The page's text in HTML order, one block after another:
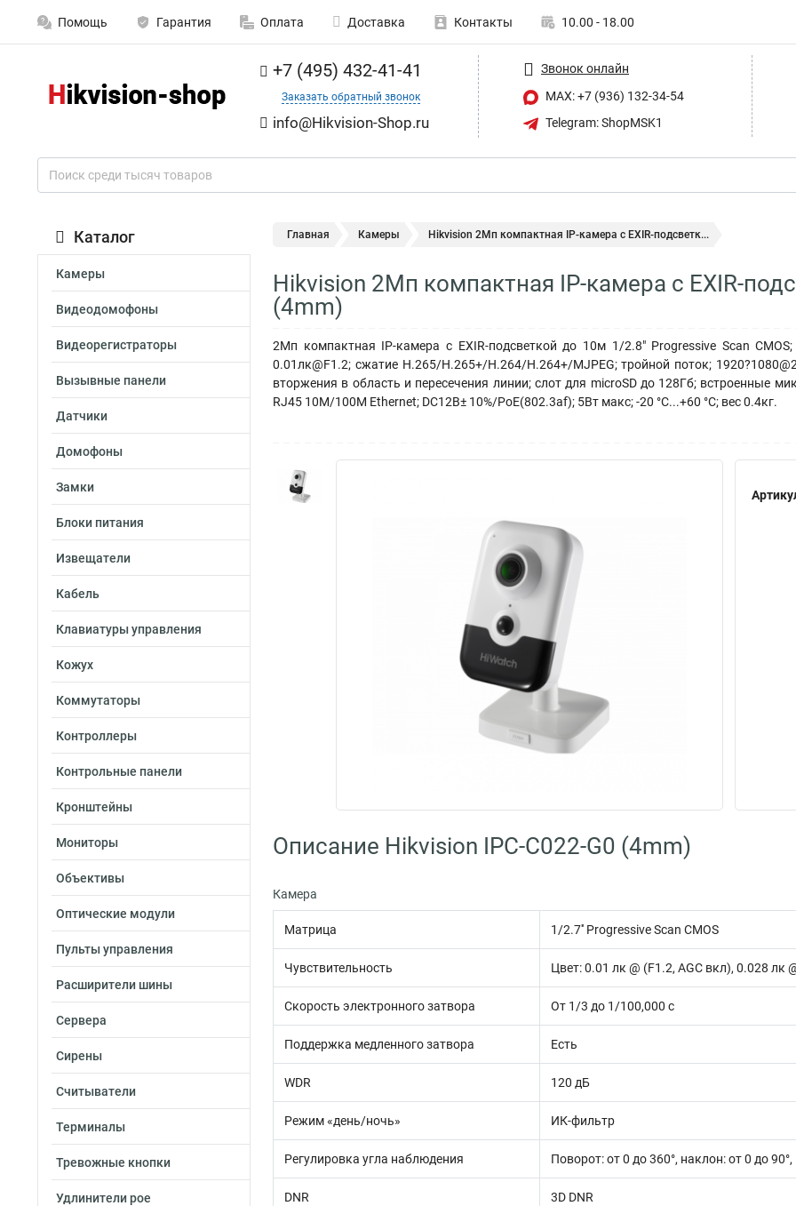
Помощь Гарантия Оплата Доставка Контакты 10.00 - 18.00
+7 (495) 432-41-41
Заказать обратный звонок
info@Hikvision-Shop.ru
Звонок онлайн
MAX: +7 (936) 132-34-54
Telegram: ShopMSK1
Каталог
Камеры
Видеодомофоны
Видеорегистраторы
Вызывные панели
Датчики
Домофоны
Замки
Блоки питания
Извещатели
Кабель
Клавиатуры управления
Кожух
Коммутаторы
Контроллеры
Контрольные панели
Кронштейны
Мониторы
Объективы
Оптические модули
Пульты управления
Расширители шины
Сервера
Сирены
Считыватели
Терминалы
Тревожные кнопки
Удлинители poe
Главная Камеры Hikvision 2Мп компактная IP-камера с EXIR-подсветк...
Hikvision 2Мп компактная IP-камера с EXIR-
(4mm)
2Мп компактная IP-камера с EXIR-подсветкой до 10м 1/2.8" Progressive Scan
0.01лк@F1.2; сжатие H.265/H.265+/H.264/H.264+/MJPEG; тройной поток;
вторжения в область и пересечения линии; слот для microSD до 128Гб; встроенные
RJ45 10M/100M Ethernet; DC12В± 10%/PoE(802.3af); 5Вт макс; -20 °C...+60 °C; вес 0.4кг.
Описание Hikvision IPC-C022-G0 (4mm)
Камера
Матрица 1/2.7'' Progressive Scan CMOS
Чувствительность Цвет: 0.01 лк @ (F1.2, AGC вкл), 0.028 лк
Скорость электронного затвора От 1/3 до 1/100,000 с
Поддержка медленного затвора Есть
WDR 120 дБ
Режим «день/ночь» ИК-фильтр
Регулировка угла наблюдения Поворот: от 0 до 360°, наклон: от 0 до
DNR 3D DNR